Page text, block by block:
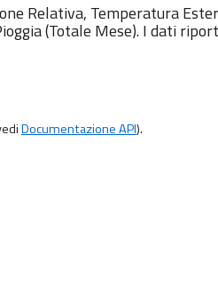
Relativa, Temperatura
(Totale Mese). I dati
Documentazione API).